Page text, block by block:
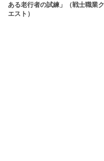
ある老行者の試練」（戦士職業ク
エスト）